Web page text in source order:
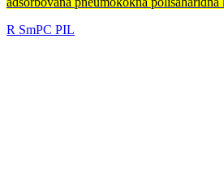
R SmPC PIL